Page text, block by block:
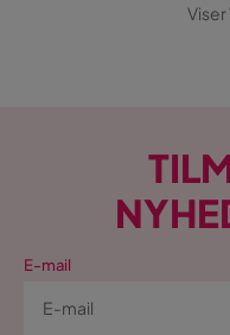
Viser
E-mail